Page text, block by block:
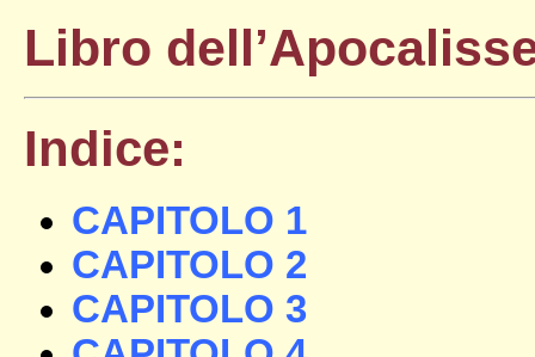
Libro
Indice:
CAPITOLO 1
CAPITOLO 2
CAPITOLO 3